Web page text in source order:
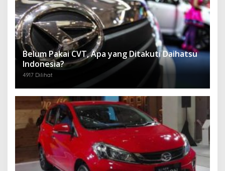
Belum Pakai CVT, Apa yang Ditakuti Daihatsu
Indonesia?
4917 Dilihat